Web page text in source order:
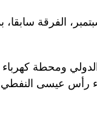
إلى أن “العدوان شن الجمعة غارة استهدفت حديقة 21
ومحطة كهرباء
رأس عيسى